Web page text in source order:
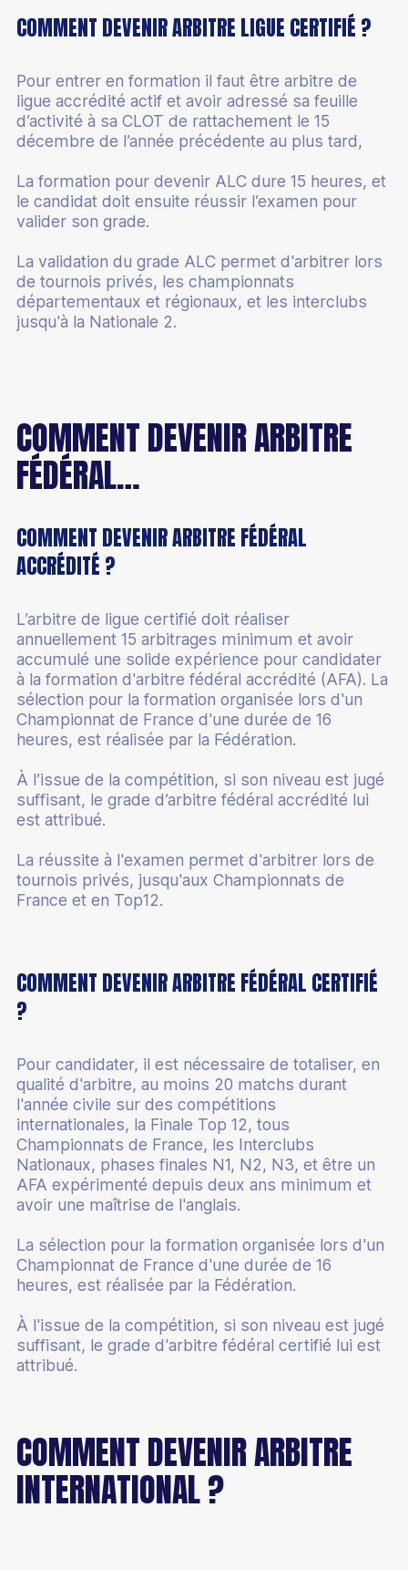
COMMENT DEVENIR ARBITRE LIGUE CERTIFIÉ ?
Pour entrer en formation il faut être arbitre de
ligue accrédité actif et avoir adressé sa feuille
d’activité à sa CLOT de rattachement le 15
décembre de l’année précédente au plus tard,
La formation pour devenir ALC dure 15 heures, et
le candidat doit ensuite réussir l’examen pour
valider son grade.
La validation du grade ALC permet d'arbitrer lors
de tournois privés, les championnats
départementaux et régionaux, et les interclubs
jusqu'à la Nationale 2.
COMMENT DEVENIR ARBITRE
FÉDÉRAL…
COMMENT DEVENIR ARBITRE FÉDÉRAL
ACCRÉDITÉ ?
L’arbitre de ligue certifié doit réaliser
annuellement 15 arbitrages minimum et avoir
accumulé une solide expérience pour candidater
à la formation d'arbitre fédéral accrédité (AFA). La
sélection pour la formation organisée lors d'un
Championnat de France d'une durée de 16
heures, est réalisée par la Fédération.
À l’issue de la compétition, si son niveau est jugé
suffisant, le grade d’arbitre fédéral accrédité lui
est attribué.
La réussite à l'examen permet d'arbitrer lors de
tournois privés, jusqu'aux Championnats de
France et en Top12.
COMMENT DEVENIR ARBITRE FÉDÉRAL CERTIFIÉ
?
Pour candidater, il est nécessaire de totaliser, en
qualité d'arbitre, au moins 20 matchs durant
l'année civile sur des compétitions
internationales, la Finale Top 12, tous
Championnats de France, les Interclubs
Nationaux, phases finales N1, N2, N3, et être un
AFA expérimenté depuis deux ans minimum et
avoir une maîtrise de l'anglais.
La sélection pour la formation organisée lors d'un
Championnat de France d'une durée de 16
heures, est réalisée par la Fédération.
À l'issue de la compétition, si son niveau est jugé
suffisant, le grade d'arbitre fédéral certifié lui est
attribué.
COMMENT DEVENIR ARBITRE
INTERNATIONAL ?